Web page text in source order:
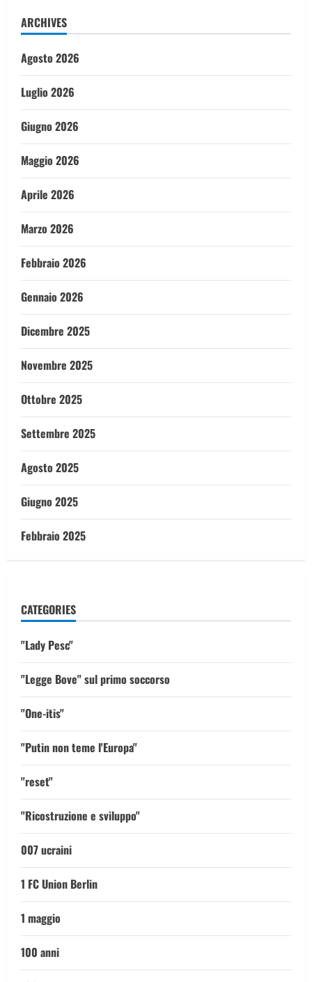
ARCHIVES
Agosto 2026
Luglio 2026
Giugno 2026
Maggio 2026
Aprile 2026
Marzo 2026
Febbraio 2026
Gennaio 2026
Dicembre 2025
Novembre 2025
Ottobre 2025
Settembre 2025
Agosto 2025
Giugno 2025
Febbraio 2025
CATEGORIES
"Lady Pesc"
"Legge Bove" sul primo soccorso
"One-itis"
"Putin non teme l'Europa"
"reset"
"Ricostruzione e sviluppo"
007 ucraini
1 FC Union Berlin
1 maggio
100 anni